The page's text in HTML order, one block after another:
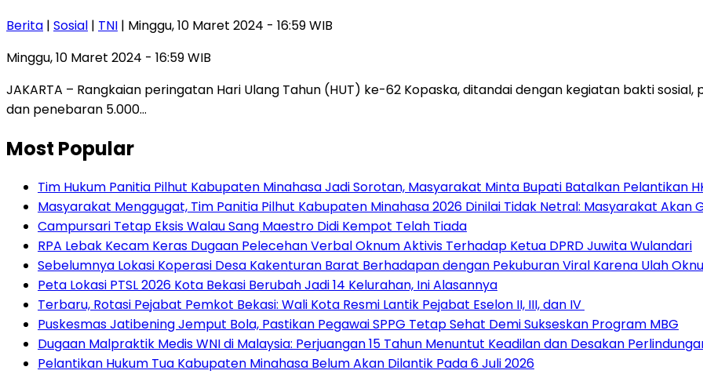
Berita | Sosial | TNI | Minggu, 10 Maret 2024 - 16:59 WIB
Minggu, 10 Maret 2024 - 16:59 WIB
JAKARTA – Rangkaian peringatan Hari Ulang Tahun (HUT) ke-62 Kopaska, ditandai dengan kegiatan bakti
dan penebaran 5.000…
Most Popular
Tim Hukum Panitia Pilhut Kabupaten Minahasa Jadi Sorotan, Masyarakat Minta Bupati Batalkan Pelantikan
Masyarakat Menggugat, Tim Panitia Pilhut Kabupaten Minahasa 2026 Dinilai Tidak Netral: Masyarakat Akan
Campursari Tetap Eksis Walau Sang Maestro Didi Kempot Telah Tiada
RPA Lebak Kecam Keras Dugaan Pelecehan Verbal Oknum Aktivis Terhadap Ketua DPRD Juwita Wulandari
Sebelumnya Lokasi Koperasi Desa Kakenturan Barat Berhadapan dengan Pekuburan Viral Karena Ulah
Peta Lokasi PTSL 2026 Kota Bekasi Berubah Jadi 14 Kelurahan, Ini Alasannya
‎Terbaru, Rotasi Pejabat Pemkot Bekasi: Wali Kota Resmi Lantik Pejabat Eselon II, III, dan IV ‎
Puskesmas Jatibening Jemput Bola, Pastikan Pegawai SPPG Tetap Sehat Demi Sukseskan Program MBG
‎Dugaan Malpraktik Medis WNI di Malaysia: Perjuangan 15 Tahun Menuntut Keadilan dan Desakan
Pelantikan Hukum Tua Kabupaten Minahasa Belum Akan Dilantik Pada 6 Juli 2026